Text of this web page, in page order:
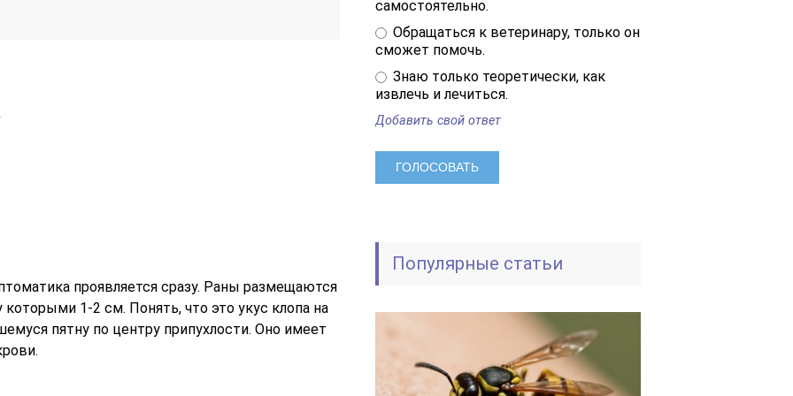
проявляется сразу. Раны размещаются
1-2 см. Понять, что это укус клопа на
пятну по центру припухлости. Оно имеет
самостоятельно.
Обращаться к ветеринару, только он
сможет помочь.
Знаю только теоретически, как
извлечь и лечиться.
Добавить свой ответ
Популярные статьи